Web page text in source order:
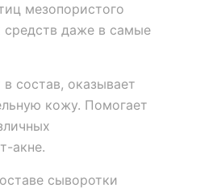
мезопористого
средств даже в самые
состав, оказывает
кожу. Помогает
акне.
сыворотки